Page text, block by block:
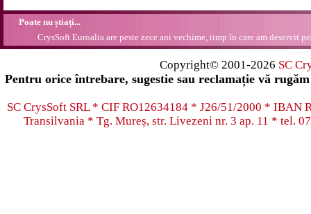
Poate nu știați...
CrysSoft Euroalia are peste zece ani vechime, timp în care am deservit
Copyright© 2001-2026 SC
Pentru orice întrebare, sugestie sau reclamație vă
SC CrysSoft SRL * CIF RO12634184 * J26/51/2000 * IBAN
Transilvania * Tg. Mureș, str. Livezeni nr. 3 ap. 11 * tel.